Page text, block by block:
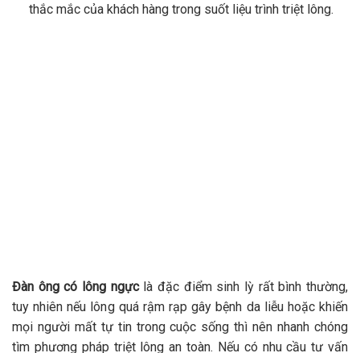
thắc mắc của khách hàng trong suốt liệu trình triệt lông.
Đàn ông có lông ngực là đặc điểm sinh lỳ rất bình thường,
tuy nhiên nếu lông quá rậm rạp gây bệnh da liễu hoặc khiến
mọi người mất tự tin trong cuộc sống thì nên nhanh chóng
tìm phương pháp triệt lông an toàn. Nếu có nhu cầu tư vấn